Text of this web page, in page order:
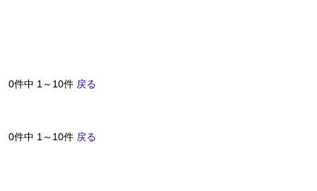
0件中 1～10件 戻る
0件中 1～10件 戻る